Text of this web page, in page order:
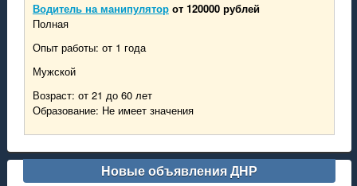
Водитель на манипулятор от 120000 рублей
Полная
Опыт работы: от 1 года
Мужской
Возраст: от 21 до 60 лет
Образование: Не имеет значения
Новые объявления ДНР